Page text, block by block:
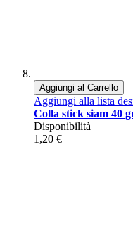
Aggiungi al Carrello
Aggiungi alla lista
Colla stick siam 40
Disponibilità
1,20 €